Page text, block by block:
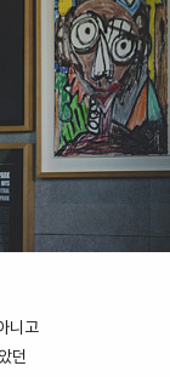
니고
던